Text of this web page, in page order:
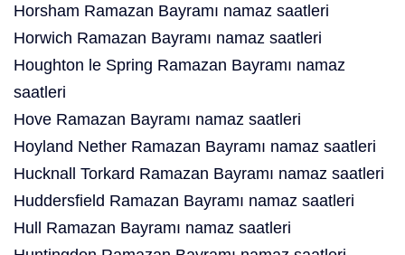
Horsham Ramazan Bayramı namaz saatleri
Horwich Ramazan Bayramı namaz saatleri
Houghton le Spring Ramazan Bayramı namaz
saatleri
Hove Ramazan Bayramı namaz saatleri
Hoyland Nether Ramazan Bayramı namaz saatleri
Hucknall Torkard Ramazan Bayramı namaz saatleri
Huddersfield Ramazan Bayramı namaz saatleri
Hull Ramazan Bayramı namaz saatleri